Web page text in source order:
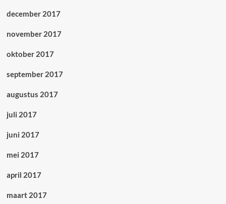
december 2017
november 2017
oktober 2017
september 2017
augustus 2017
juli 2017
juni 2017
mei 2017
april 2017
maart 2017